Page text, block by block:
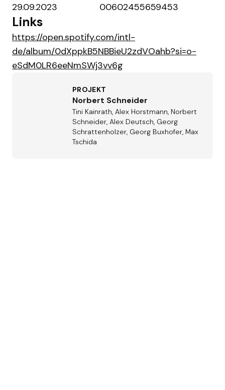
29.09.2023 00602455659453
Links
https://open.spotify.com/intl-
de/album/0dXppkB5NBBieU2zdVOahb?si=o-
eSdM0LR6eeNmSWj3vv6g
PROJEKT
Norbert Schneider
Tini Kainrath, Alex Horstmann, Norbert
Schneider, Alex Deutsch, Georg
Schrattenholzer, Georg Buxhofer, Max
Tschida